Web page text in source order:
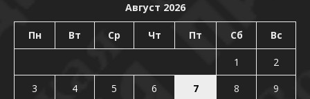
Август 2026
Пн Вт Ср Чт Пт Сб Вс
1
2
3
4 5 6 7 8
9